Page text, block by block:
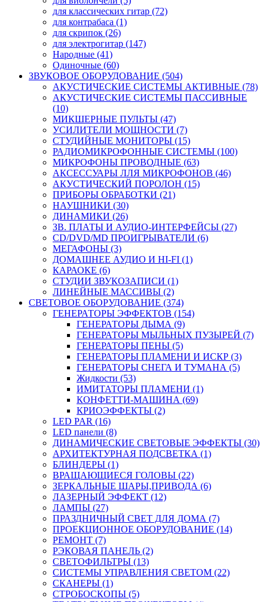
для классических гитар (72)
для контрабаса (1)
для скрипок (26)
для электрогитар (147)
Народные (41)
Одиночные (60)
ЗВУКОВОЕ ОБОРУДОВАНИЕ (504)
АКУСТИЧЕСКИЕ СИСТЕМЫ АКТИВНЫЕ (78)
АКУСТИЧЕСКИЕ СИСТЕМЫ ПАССИВНЫЕ
(10)
МИКШЕРНЫЕ ПУЛЬТЫ (47)
УСИЛИТЕЛИ МОЩНОСТИ (7)
СТУДИЙНЫЕ МОНИТОРЫ (15)
РАДИОМИКРОФОННЫЕ СИСТЕМЫ (100)
МИКРОФОНЫ ПРОВОДНЫЕ (63)
АКСЕССУАРЫ ЛЛЯ МИКРОФОНОВ (46)
АКУСТИЧЕСКИЙ ПОРОЛОН (15)
ПРИБОРЫ ОБРАБОТКИ (21)
НАУШНИКИ (30)
ДИНАМИКИ (26)
ЗВ. ПЛАТЫ И АУДИО-ИНТЕРФЕЙСЫ (27)
CD/DVD/MD ПРОИГРЫВАТЕЛИ (6)
МЕГАФОНЫ (3)
ДОМАШНЕЕ АУДИО И HI-FI (1)
КАРАОКЕ (6)
СТУДИИ ЗВУКОЗАПИСИ (1)
ЛИНЕЙНЫЕ МАССИВЫ (2)
СВЕТОВОЕ ОБОРУДОВАНИЕ (374)
ГЕНЕРАТОРЫ ЭФФЕКТОВ (154)
ГЕНЕРАТОРЫ ДЫМА (9)
ГЕНЕРАТОРЫ МЫЛЬНЫХ ПУЗЫРЕЙ (7)
ГЕНЕРАТОРЫ ПЕНЫ (5)
ГЕНЕРАТОРЫ ПЛАМЕНИ И ИСКР (3)
ГЕНЕРАТОРЫ СНЕГА И ТУМАНА (5)
Жидкости (53)
ИМИТАТОРЫ ПЛАМЕНИ (1)
КОНФЕТТИ-МАШИНА (69)
КРИОЭФФЕКТЫ (2)
LED PAR (16)
LED панели (8)
ДИНАМИЧЕСКИЕ СВЕТОВЫЕ ЭФФЕКТЫ (30)
АРХИТЕКТУРНАЯ ПОДСВЕТКА (1)
БЛИНДЕРЫ (1)
ВРАЩАЮЩИЕСЯ ГОЛОВЫ (22)
ЗЕРКАЛЬНЫЕ ШАРЫ,ПРИВОДА (6)
ЛАЗЕРНЫЙ ЭФФЕКТ (12)
ЛАМПЫ (27)
ПРАЗДНИЧНЫЙ СВЕТ ДЛЯ ДОМА (7)
ПРОЕКЦИОННОЕ ОБОРУДОВАНИЕ (14)
РЕМОНТ (7)
РЭКОВАЯ ПАНЕЛЬ (2)
СВЕТОФИЛЬТРЫ (13)
СИСТЕМЫ УПРАВЛЕНИЯ СВЕТОМ (22)
СКАНЕРЫ (1)
СТРОБОСКОПЫ (5)